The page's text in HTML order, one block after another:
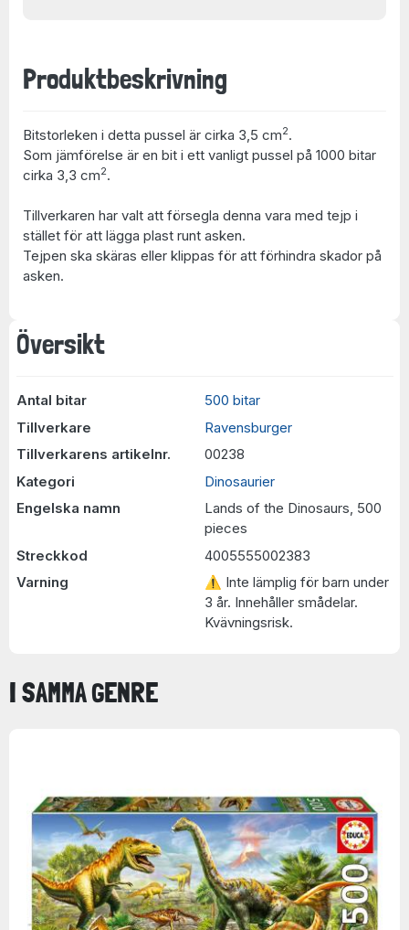
Översikt
Antal bitar
500 bitar
Tillverkare
Ravensburger
Tillverkarens artikelnr.
00238
Kategori
Dinosaurier
Engelska namn
Lands of the Dinosaurs, 500
pieces
Streckkod
4005555002383
Varning
⚠ Inte lämplig för barn under
3 år. Innehåller smådelar.
Kvävningsrisk.
Produktbeskrivning
Bitstorleken i detta pussel är cirka 3,5 cm2.
Som jämförelse är en bit i ett vanligt pussel på 1000 bitar
cirka 3,3 cm2.
Tillverkaren har valt att försegla denna vara med tejp i
stället för att lägga plast runt asken.
Tejpen ska skäras eller klippas för att förhindra skador på
asken.
I SAMMA GENRE